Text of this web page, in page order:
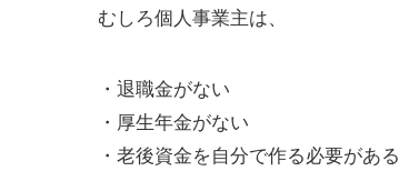
むしろ個人事業主は、
・退職金がない
・厚生年金がない
・老後資金を自分で作る必要がある